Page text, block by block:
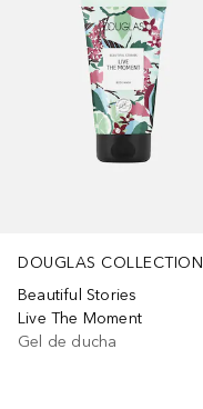
DOUGLAS COLLECTION
Beautiful Stories
Live The Moment
Gel de ducha